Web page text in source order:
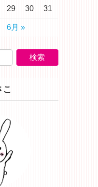
6月 »
29 30 31
こ